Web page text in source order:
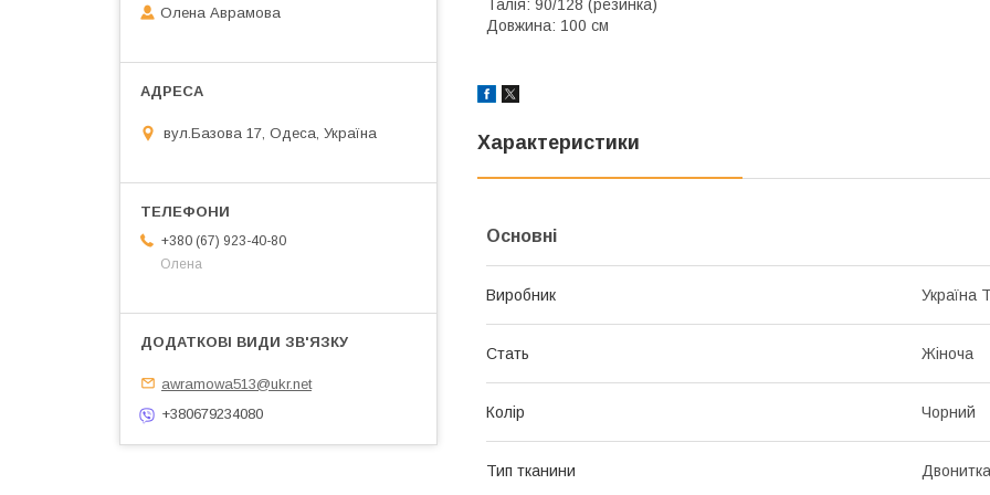
Талія: 90/128 (резинка)
Довжина: 100 см
Характеристики
Основні
Виробник Україна
Стать Жіноча
Колір Чорний
Тип тканини Двонитка
Олена Аврамова
вул.Базова 17, Одеса, Україна
+380 (67) 923-40-80
Олена
awramowa513@ukr.net
+380679234080